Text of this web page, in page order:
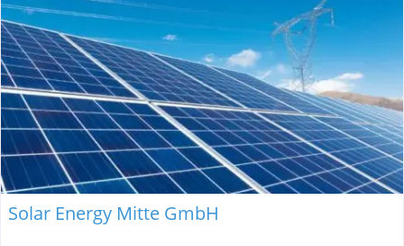
Solar Energy Mitte GmbH